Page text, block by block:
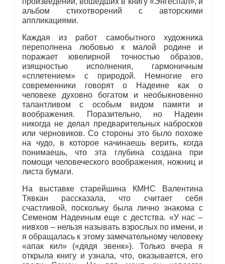
альбом стихотворений с авторскими
аппликациями.
Каждая из работ самобытного художника
переполнена любовью к малой родине и
поражает ювелирной точностью образов,
изящностью исполнения, гармоничным
«сплетением» с природой. Немногие его
современники говорят о Надеине как о
человеке духовно богатом и необыкновенно
талантливом с особым видом памяти и
воображения. Поразительно, но Надеин
никогда не делал предварительных набросков
или черновиков. Со стороны это было похоже
на чудо, в которое начинаешь верить, когда
понимаешь, что эта глубина создана при
помощи человеческого воображения, ножниц и
листа бумаги.
На выставке старейшина КМНС Валентина
Тявкан рассказала, что считает себя
счастливой, поскольку была лично знакома с
Семеном Надеиным еще с дестства. «У нас –
нивхов – нельзя называть взрослых по имени, и
я обращалась к этому замечательному человеку
«апак кил» («дядя эвенк»). Только вчера я
открыла книгу и узнала, что, оказывается, его